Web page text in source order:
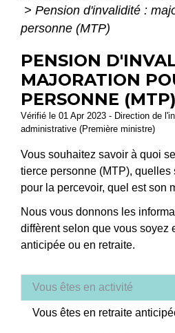
> Pension d'invalidité :
personne (MTP)
PENSION
MAJORATION
PERSONNE (MTP)
Vérifié le 01 Apr 2023 - Direction de
administrative (Première ministre)
Vous souhaitez savoir à quoi
tierce personne (MTP),
pour la percevoir, quel est son
Nous vous donnons les
diffèrent selon que vous soyez
anticipée ou en retraite.
Vous êtes en activité
Vous êtes en retraite